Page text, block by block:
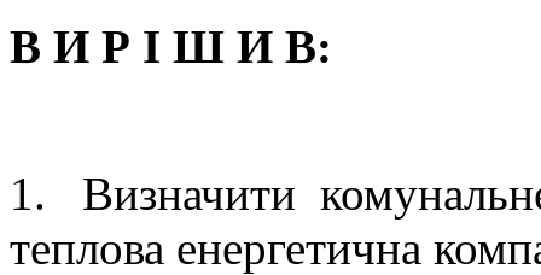
В И Р І Ш И В:
1. Визначити
теплова енергетична